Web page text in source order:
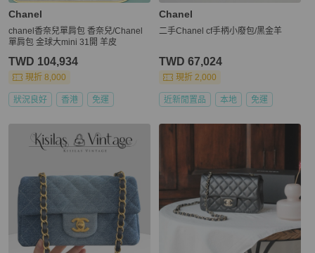
Chanel
chanel香奈兒單肩包 香奈兒/Chanel
單肩包 金球大mini 31開 羊皮
TWD 104,934
現折 8,000
狀況良好 香港 免運
Chanel
二手Chanel cf手柄小廢包/黑金羊
TWD 67,024
現折 2,000
近新閒置品 本地 免運